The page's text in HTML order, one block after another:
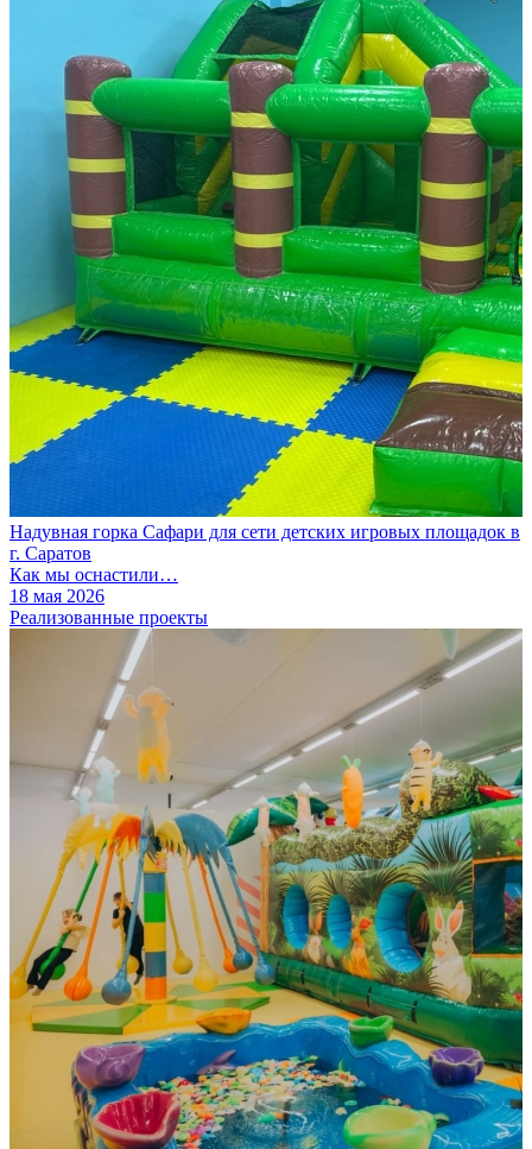
Надувная горка Сафари для сети детских игровых площадок в
г. Саратов
Как мы оснастили…
18 мая 2026
Реализованные проекты